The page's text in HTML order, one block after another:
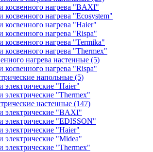
косвенного нагрева "BAXI"
косвенного нагрева "Ecosystem"
косвенного нагрева "Haier"
косвенного нагрева "Rispa"
косвенного нагрева "Termika"
косвенного нагрева "Thermex"
нагрева настенные (5)
косвенного нагрева "Rispa"
напольные (5)
электрические "Haier"
электрические "Thermex"
настенные (147)
электрические "BAXI"
электрические "EDISSON"
электрические "Haier"
электрические "Midea"
электрические "Thermex"